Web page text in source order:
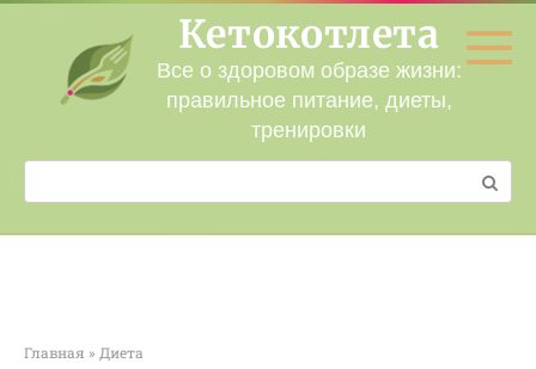
Перейти
контенту
Кетокотлета
Все о здоровом образе жизни:
правильное питание, диеты,
тренировки
Поиск:
Главная » Диета